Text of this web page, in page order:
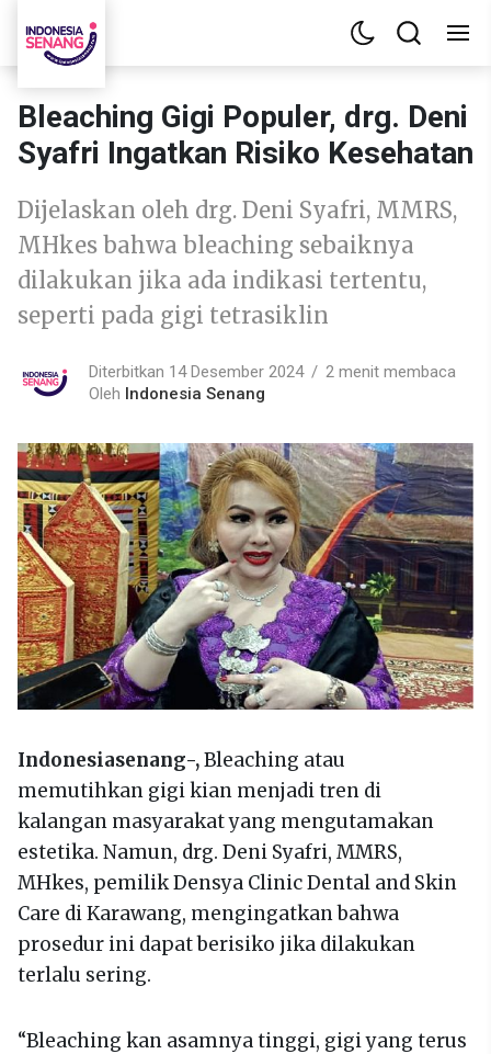
Bleaching Gigi Populer, drg. Deni
Syafri Ingatkan Risiko Kesehatan
Dijelaskan oleh drg. Deni Syafri, MMRS,
MHkes bahwa bleaching sebaiknya
dilakukan jika ada indikasi tertentu,
seperti pada gigi tetrasiklin
Diterbitkan 14 Desember 2024
2 menit membaca
Oleh Indonesia Senang
Indonesiasenang-,Bleaching atau
memutihkan gigi kian menjadi tren di
kalangan masyarakat yang mengutamakan
estetika. Namun, drg. Deni Syafri, MMRS,
MHkes, pemilik Densya Clinic Dental and Skin
Care di Karawang, mengingatkan bahwa
prosedur ini dapat berisiko jika dilakukan
terlalu sering.
“Bleaching kan asamnya tinggi, gigi yang terus